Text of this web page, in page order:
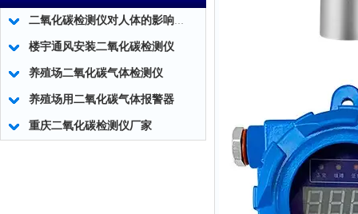
二氧化碳检测仪对人体的影响及二氧化碳检测仪的应用！
楼宇通风安装二氧化碳检测仪
养殖场二氧化碳气体检测仪
养殖场用二氧化碳气体报警器
重庆二氧化碳检测仪厂家